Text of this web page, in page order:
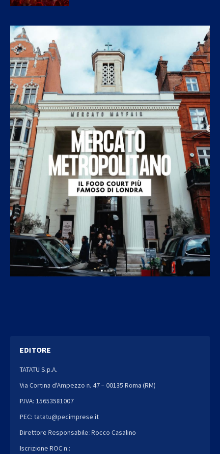
EDITORE
TATATU S.p.A.
Via Cortina d'Ampezzo n. 47 – 00135 Roma (RM)
P.IVA: 15653581007
PEC: tatatu@pecimprese.it
Direttore Responsabile: Rocco Casalino
Iscrizione ROC n.: